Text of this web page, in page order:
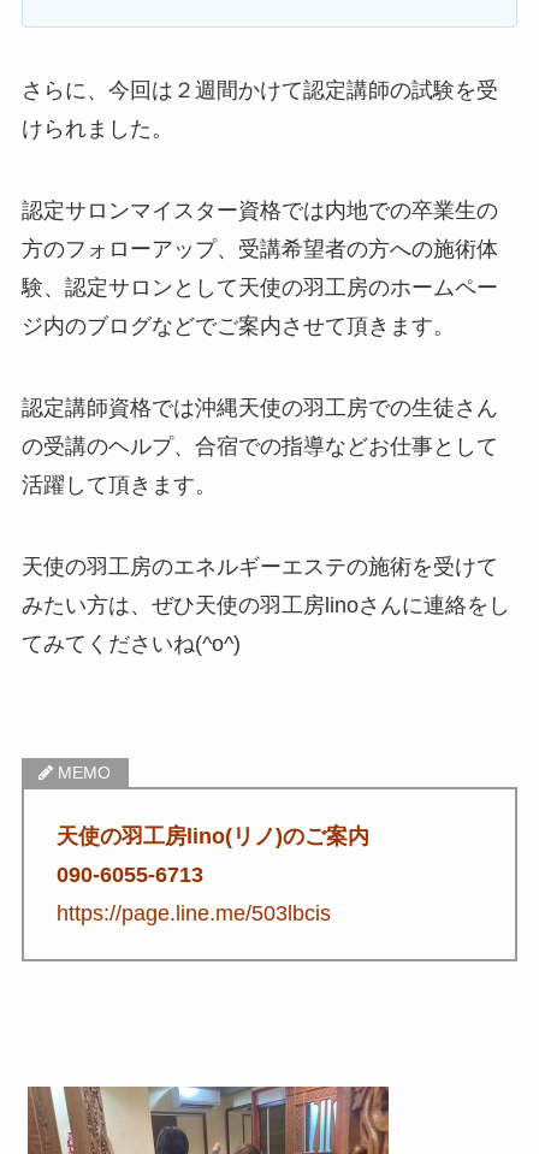
さらに、今回は２週間かけて認定講師の試験を受
けられました。
認定サロンマイスター資格では内地での卒業生の
方のフォローアップ、受講希望者の方への施術体
験、認定サロンとして天使の羽工房のホームペー
ジ内のブログなどでご案内させて頂きます。
認定講師資格では沖縄天使の羽工房での生徒さん
の受講のヘルプ、合宿での指導などお仕事として
活躍して頂きます。
天使の羽工房のエネルギーエステの施術を受けて
みたい方は、ぜひ天使の羽工房linoさんに連絡をし
てみてくださいね(^o^)
天使の羽工房lino(リノ)のご案内
090-6055-6713
https://page.line.me/503lbcis